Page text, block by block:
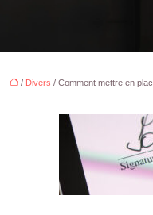
/ Divers / Comment mettre en